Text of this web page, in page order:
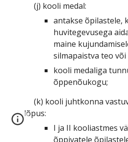
(j) kooli medal:
antakse õpilastele,
huvitegevusega
maine
silmapaistva teo
kooli medaliga
õppenõukogu;
(k) kooli juhtkonna
lõpus:
I ja II kooliastmes
õppivatele